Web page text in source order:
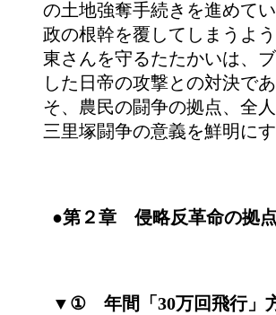
の土地強奪手続きを進めて
政の根幹を覆してしまうよ
東さんを守るたたかいは、
した日帝の攻撃との対決で
そ、農民の闘争の拠点、全
三里塚闘争の意義を鮮明に
●第２章 侵略反革命の拠
▼① 年間「30万回飛行」